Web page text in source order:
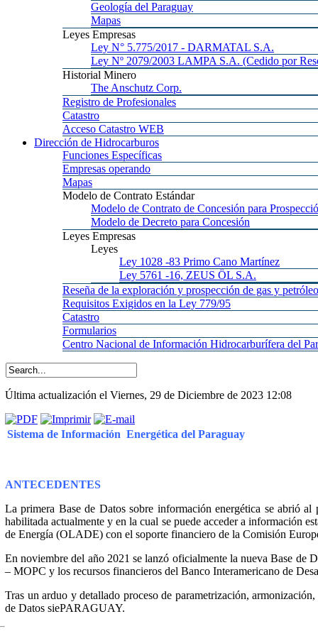
Geología del Paraguay
Mapas
Leyes Empresas
Ley N° 5.775/2017 - DARMATAL S.A.
Ley Nº 2079/2003 LAMPA S.A. (Cedido por
Historial Minero
The Anschutz Corp.
Registro de Profesionales
Catastro
Acceso Catastro WEB
Dirección de Hidrocarburos
Funciones Específicas
Empresas operando
Mapas
Modelo de Contrato Estándar
Modelo de Contrato de Concesión para
Modelo de Decreto para Concesión
Leyes Empresas
Leyes
Ley 1028 -83 Primo Cano Martínez
Ley 5761 -16, ZEUS ÖL S.A.
Reseña de la exploración y prospección de gas y petróleo
Requisitos Exigidos en la Ley 779/95
Catastro
Formularios
Centro Nacional de Información Hidrocarburífera del
Última actualización el Viernes, 29 de Diciembre de 2023 12:08
Sistema de Información Energética del Paraguay
ANTECEDENTES
La primera Base de Datos sobre información energética se abrió
habilitada actualmente y en la cual se puede acceder a información
de Energía (OLADE) con el soporte financiero de la Comisión
En noviembre del año 2021 se lanzó oficialmente la nueva Base
– MOPC y los recursos financieros del Banco Interamericano de
Tras un arduo y detallado proceso de parametrización,
de Datos siePARAGUAY.